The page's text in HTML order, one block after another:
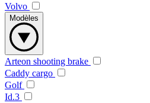
Volvo
Modèles
Arteon shooting brake
Caddy cargo
Golf
Id.3